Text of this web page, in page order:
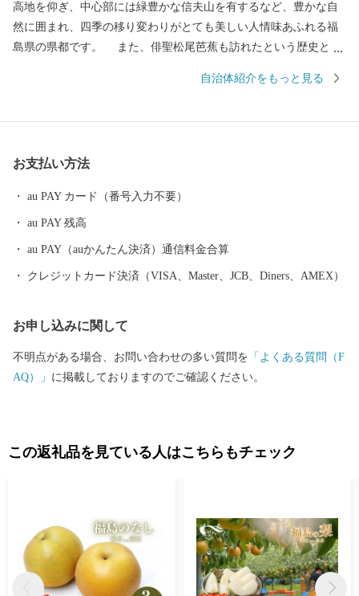
高地を仰ぎ、中心部には緑豊かな信夫山を有するなど、豊かな自
然に囲まれ、四季の移り変わりがとても美しい人情味あふれる福
島県の県都です。 また、俳聖松尾芭蕉も訪れたという歴史と伝
温泉」や奥州三高湯の一つに数えられる温泉郷「高湯温泉」とい
国の皆様に親しまれております。
自治体紹介をもっと見る
お支払い方法
au PAY カード（番号入力不要）
au PAY 残高
au PAY（auかんたん決済）通信料金合算
クレジットカード決済（VISA、Master、JCB、Diners、AMEX）
お申し込みに関して
不明点がある場合、お問い合わせの多い質問を 「よくある質問（F
AQ）」 に掲載しておりますのでご確認ください。
この返礼品を見ている人はこちらもチェック